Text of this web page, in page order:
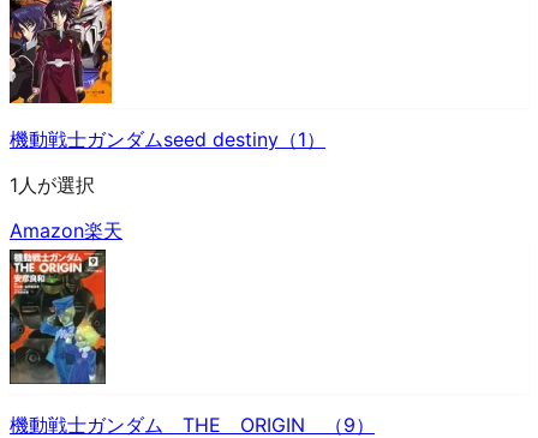
機動戦士ガンダムseed destiny（1）
1人が選択
Amazon楽天
機動戦士ガンダム THE ORIGIN （9）